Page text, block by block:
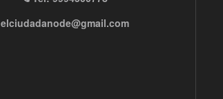
elciudadanode@gmail.com